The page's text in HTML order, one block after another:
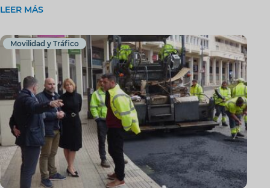
LEER MÁS
Movilidad y Tráfico